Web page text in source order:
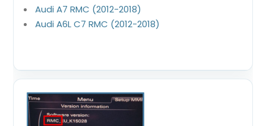
Audi A7 RMC (2012-2018)
Audi A6L C7 RMC (2012-2018)